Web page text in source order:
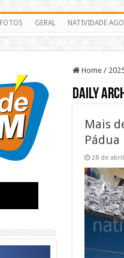
FOTOS GERAL NATIVIDADE
Home /
Daily
Mais
Pádua
28 de